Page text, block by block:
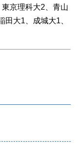
京理科大2、青山
大1、成城大1、